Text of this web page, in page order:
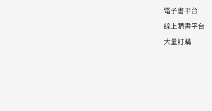
電子書平台
線上購書平台
大量訂購